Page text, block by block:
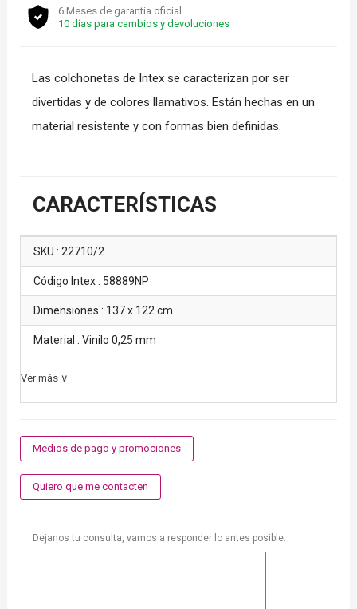
6 Meses de garantia oficial
10 días para cambios y devoluciones
Las colchonetas de Intex se caracterizan por ser
divertidas y de colores llamativos. Están hechas en un
material resistente y con formas bien definidas.
CARACTERÍSTICAS
SKU : 22710/2
Código Intex : 58889NP
Dimensiones : 137 x 122 cm
Material : Vinilo 0,25 mm
Ver más ∨
Medios de pago y promociones
Quiero que me contacten
Dejanos tu consulta, vamos a responder lo antes posible.